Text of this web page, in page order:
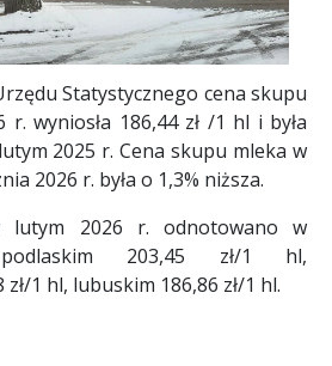
Statystycznego cena skupu
wyniosła 186,44 zł /1 hl i była
2025 r. Cena skupu mleka w
2026 r. była o 1,3% niższa.
lutym 2026 r. odnotowano w
podlaskim 203,45 zł/1 hl,
1 hl, lubuskim 186,86 zł/1 hl.